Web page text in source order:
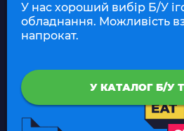
У нас хороший вибір Б/У
обладнання. Можливість
напрокат.
У КАТАЛОГ Б/У